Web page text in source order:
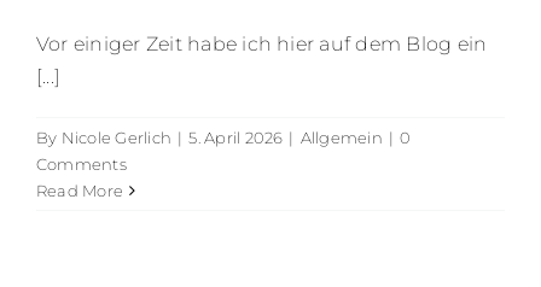
Vor einiger Zeit habe ich hier auf dem Blog ein
[...]
By Nicole Gerlich | 5. April 2026 | Allgemein | 0
Comments
Read More